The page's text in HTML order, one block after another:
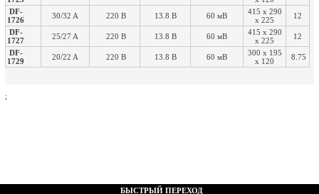
DF-
1726
30/32 A 220 В 13.8 В 60 мВ
415 х 290
х 225
12
DF-
1727
25/27 A 220 В 13.8 В 60 мВ
415 х 290
х 225
12
DF-
1729
20/22 A 220 В 13.8 В 60 мВ
300 х 195
х 120
8.75
;
БЫСТРЫЙ ПЕРЕХОД